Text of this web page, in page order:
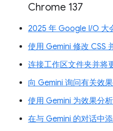
Chrome 137
2025 年 Google I/O 大
使用 Gemini 修改 CSS
连接工作区文件夹并将
向 Gemini 询问有关效
使用 Gemini 为效果分
在与 Gemini 的对话中